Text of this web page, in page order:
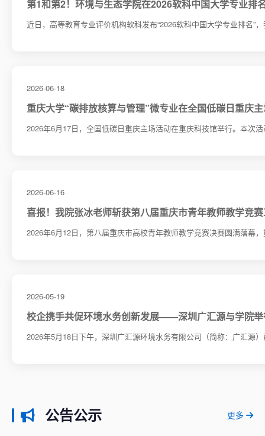
第1和第2！环境与生态学院在2026软科中国大学专业排
近日，高等教育专业评价机构软科发布“2026软科中国大学专业排名”
2026-06-18
重庆大学“碳排放核算与管理”微专业在全国低碳日重庆
2026年6月17日，全国低碳日重庆主场活动在重庆科技馆举行。本次
2026-06-16
喜报！我院张冰老师斩获第八届重庆市青年教师教学竞
2026年6月12日，第八届重庆市高校青年教师教学竞赛决赛圆满落幕
2026-05-19
校企携手共促环境水务创新发展——深圳广汇源与学院
2026年5月18日下午，深圳广汇源环境水务有限公司（简称：广汇源
公告公示 更多